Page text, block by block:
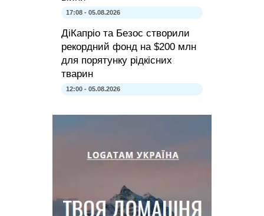
17:08 - 05.08.2026
ДіКапріо та Безос створили
рекордний фонд на $200 млн
для порятунку рідкісних
тварин
12:00 - 05.08.2026